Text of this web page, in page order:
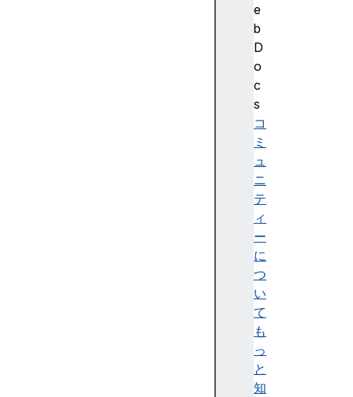
e
b
D
o
c
s
コ
ミ
ュ
ニ
テ
ィ
ー
に
つ
い
て
も
っ
と
知